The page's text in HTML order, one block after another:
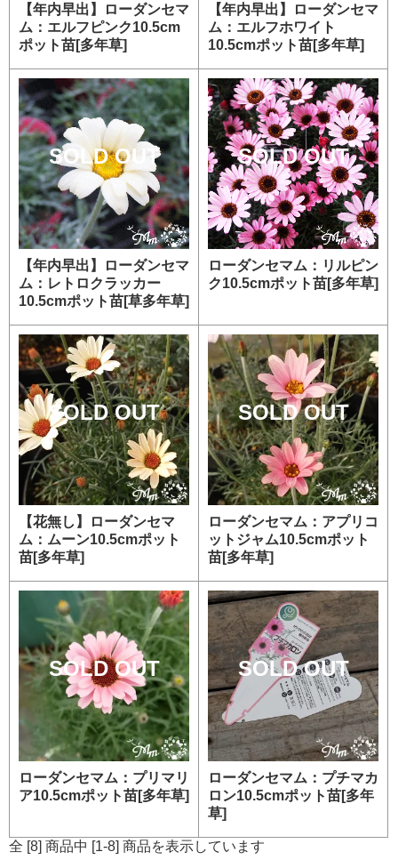
【年内早出】ローダンセマ
ム：エルフピンク10.5cm
ポット苗[多年草]
【年内早出】ローダンセマ
ム：エルフホワイト
10.5cmポット苗[多年草]
【年内早出】ローダンセマ
ム：レトロクラッカー
10.5cmポット苗[草多年草]
SOLD OUT
ローダンセマム：リルピン
ク10.5cmポット苗[多年草]
SOLD OUT
【花無し】ローダンセマ
ム：ムーン10.5cmポット
苗[多年草]
SOLD OUT
ローダンセマム：アプリコ
ットジャム10.5cmポット
苗[多年草]
SOLD OUT
ローダンセマム：プリマリ
ア10.5cmポット苗[多年草]
SOLD OUT
ローダンセマム：プチマカ
ロン10.5cmポット苗[多年
草]
SOLD OUT
全 [8] 商品中 [1-8] 商品を表示しています